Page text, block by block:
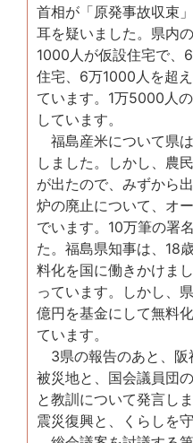
首相が「原発事故収束
耳を疑いました。県内
1000人が仮設住宅で、
住宅、6万1000人を超
ています。1万5000人
しています。
福島産米について県
しました。しかし、農
が出たので、みずから
炉の廃止について、オ
でいます。10万筆の署
た。福島県知事は、18
料化を国に働きかけま
っています。しかし、
億円を基金にして無料
ています。
3県の報告のあと、阪
被災地と、国会議員団
と教訓について発言しま
震災復興と、くらしを